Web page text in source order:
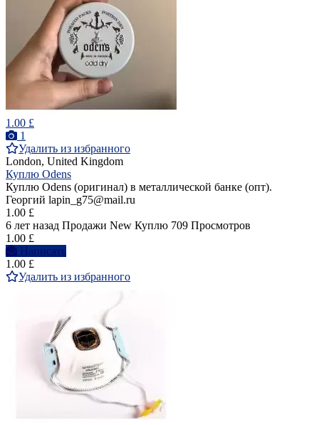
1.00 £
1
Удалить из избранного
London, United Kingdom
Куплю Odens
Куплю Odens (оригинал) в металлической банке (опт).
Георгий lapin_g75@mail.ru
1.00 £
6 лет назад Продажи New Куплю 709 Просмотров
1.00 £
Написать
1.00 £
Удалить из избранного